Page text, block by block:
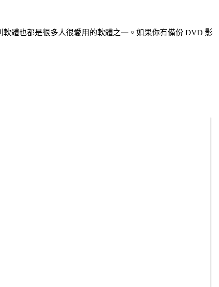
軟體也都是很多人很愛用的軟體之一。如果你有備份 DVD 影